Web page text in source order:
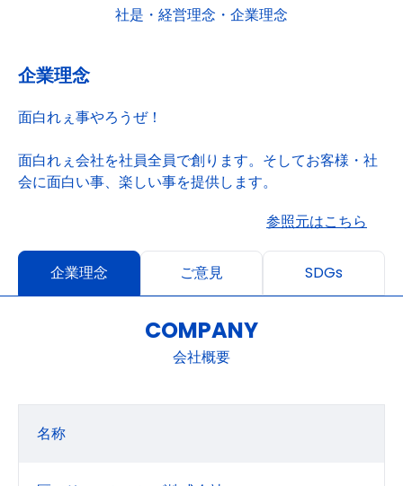
社是・経営理念・企業理念
企業理念
面白れぇ事やろうぜ！
面白れぇ会社を社員全員で創ります。そしてお客様・社
会に面白い事、楽しい事を提供します。
参照元はこちら
企業理念 ご意見 SDGs
COMPANY
会社概要
名称